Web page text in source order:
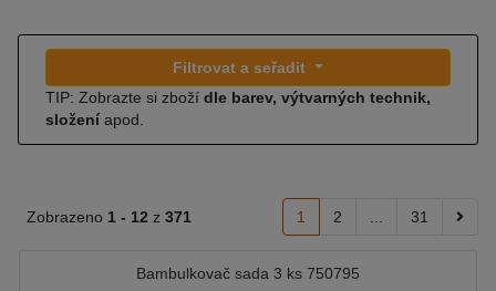
Filtrovat a seřadit
TIP: Zobrazte si zboží dle barev, výtvarných technik,
složení apod.
Zobrazeno 1 - 12 z 371 1 2 31
Bambulkovač sada 3 ks 750795